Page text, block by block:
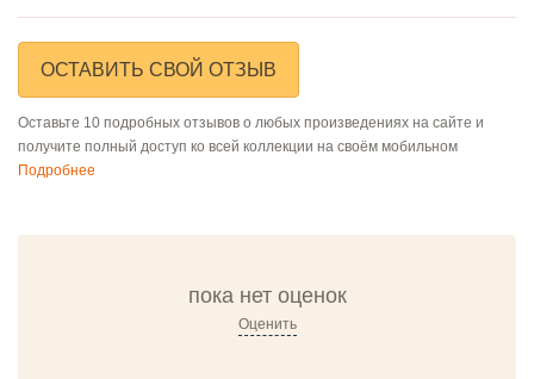
ОСТАВИТЬ СВОЙ ОТЗЫВ
Оставьте 10 подробных отзывов о любых произведениях на сайте и
получите полный доступ ко всей коллекции на своём мобильном
Подробнее
пока нет оценок
Оценить